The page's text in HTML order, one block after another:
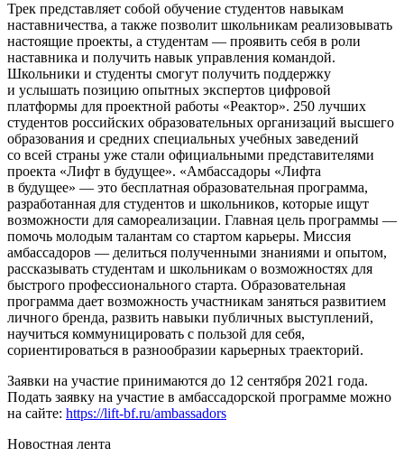
Трек представляет собой обучение студентов навыкам
наставничества, а также позволит школьникам реализовывать
настоящие проекты, а студентам — проявить себя в роли
наставника и получить навык управления командой.
Школьники и студенты смогут получить поддержку
и услышать позицию опытных экспертов цифровой
платформы для проектной работы «Реактор». 250 лучших
студентов российских образовательных организаций высшего
образования и средних специальных учебных заведений
со всей страны уже стали официальными представителями
проекта «Лифт в будущее». «Амбассадоры «Лифта
в будущее» — это бесплатная образовательная программа,
разработанная для студентов и школьников, которые ищут
возможности для самореализации. Главная цель программы —
помочь молодым талантам со стартом карьеры. Миссия
амбассадоров — делиться полученными знаниями и опытом,
рассказывать студентам и школьникам о возможностях для
быстрого профессионального старта. Образовательная
программа дает возможность участникам заняться развитием
личного бренда, развить навыки публичных выступлений,
научиться коммуницировать с пользой для себя,
сориентироваться в разнообразии карьерных траекторий.
Заявки на участие принимаются до 12 сентября 2021 года.
Подать заявку на участие в амбассадорской программе можно
на сайте: https://lift-bf.ru/ambassadors
Новостная лента